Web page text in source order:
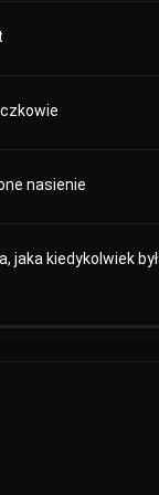
nasienie
jaka kiedykolwiek